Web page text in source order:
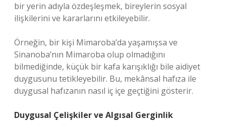
bir yerin adıyla özdeşleşmek, bireylerin sosyal
ilişkilerini ve kararlarını etkileyebilir.
Örneğin, bir kişi Mimaroba’da yaşamışsa ve
Sinanoba’nın Mimaroba olup olmadığını
bilmediğinde, küçük bir kafa karışıklığı bile aidiyet
duygusunu tetikleyebilir. Bu, mekânsal hafıza ile
duygusal hafızanın nasıl iç içe geçtiğini gösterir.
Duygusal Çelişkiler ve Algısal Gerginlik